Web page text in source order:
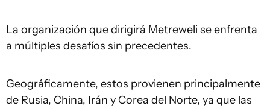
La organización que dirigirá Metreweli se enfrenta
a múltiples desafíos sin precedentes.
Geográficamente, estos provienen principalmente
de Rusia, China, Irán y Corea del Norte, ya que las